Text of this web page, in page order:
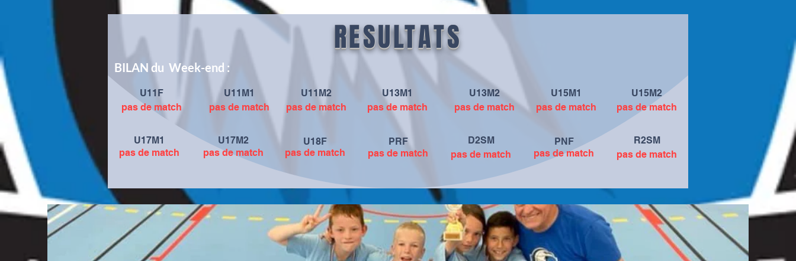
RESULTATS
BILAN du Week-end :
U11F
pas de match
U11M2
pas de match
U11M1
pas de match
U13M1
pas de match
U15M1
pas de match
U13M2
pas de match
U15M2
pas de match
U17M1
pas de match
U18F
pas de match
U17M2
pas de match
PRF
pas de match
D2SM
pas de match
PNF
pas de match
R2SM
pas de match